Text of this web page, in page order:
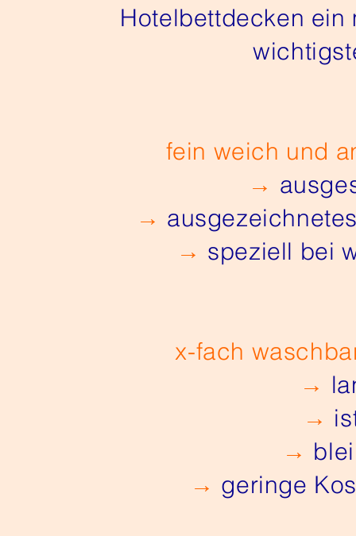
Hotelbettdecken ein
fein weich und
→
→
→ speziell bei
x-fach
→
→
→
→ geringe